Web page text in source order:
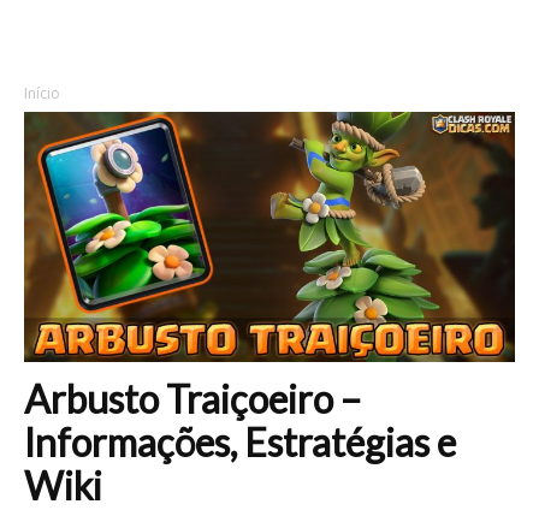
Início
Arbusto Traiçoeiro –
Informações, Estratégias e
Wiki